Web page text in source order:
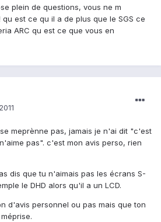
plein de questions, vous ne m
est ce qu il a de plus que le SGS ce
ARC qu est ce que vous en
meprènne pas, jamais je n'ai dit "c'est
pas". c'est mon avis perso, rien
dis que tu n'aimais pas les écrans S-
le DHD alors qu'il a un LCD.
d'avis personnel ou pas mais que ton